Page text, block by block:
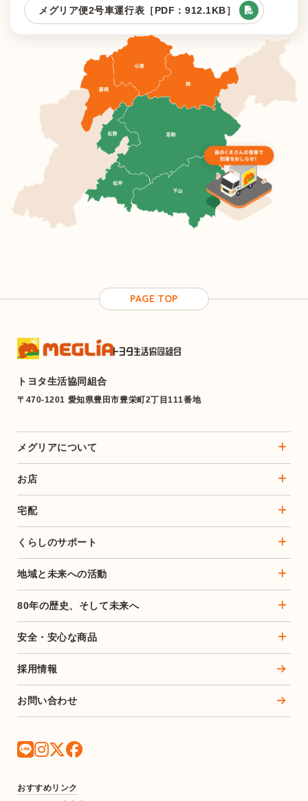
メグリア便2号車運行表［PDF：912.1KB］
PAGE TOP
トヨタ生活協同組合
〒470-1201 愛知県豊田市豊栄町2丁目111番地
メグリアについて
お店
宅配
くらしのサポート
地域と未来への活動
80年の歴史、そして未来へ
安全・安心な商品
採用情報
お問い合わせ
おすすめリンク